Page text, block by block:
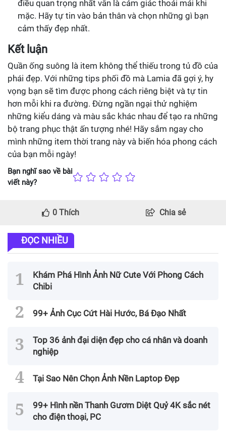
điều quan trọng nhất vẫn là cảm giác thoải mái khi
mặc. Hãy tự tin vào bản thân và chọn những gì bạn
cảm thấy đẹp nhất.
Kết luận
Quần ống suông là item không thể thiếu trong tủ đồ của
phái đẹp. Với những tips phối đồ mà Lamia đã gợi ý, hy
vọng bạn sẽ tìm được phong cách riêng biệt và tự tin
hơn mỗi khi ra đường. Đừng ngần ngại thử nghiệm
những kiểu dáng và màu sắc khác nhau để tạo ra những
bộ trang phục thật ấn tượng nhé! Hãy sắm ngay cho
mình những item thời trang này và biến hóa phong cách
của bạn mỗi ngày!
Bạn nghĩ sao về bài
viết này?
0 Thích Chia sẻ
ĐỌC NHIỀU
Khám Phá Hình Ảnh Nữ Cute Với Phong Cách
Chibi
99+ Ảnh Cục Cứt Hài Hước, Bá Đạo Nhất
Top 36 ảnh đại diện đẹp cho cá nhân và doanh
nghiệp
Tại Sao Nên Chọn Ảnh Nền Laptop Đẹp
99+ Hình nền Thanh Gươm Diệt Quỷ 4K sắc nét
cho điện thoại, PC